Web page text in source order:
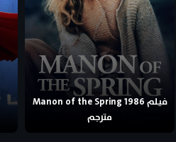
فيلم Manon of the Spring 1986
مترجم